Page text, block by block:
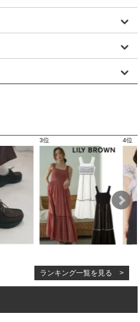
ランキング一覧を見る >